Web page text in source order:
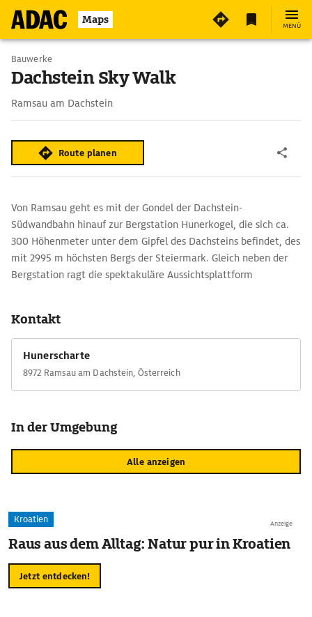
Maps MENÜ
Bauwerke
Dachstein Sky Walk
Ramsau am Dachstein
Route planen
Von Ramsau geht es mit der Gondel der Dachstein-
Südwandbahn hinauf zur Bergstation Hunerkogel, die sich ca.
300 Höhenmeter unter dem Gipfel des Dachsteins befindet, des
mit 2995 m höchsten Bergs der Steiermark. Gleich neben der
Bergstation ragt die spektakuläre Aussichtsplattform
Österreichs erwarten den Mutigen.
Kontakt
Hunerscharte
8972 Ramsau am Dachstein, Österreich
In der Umgebung
Alle anzeigen
Anzeige
Kroatien
Raus aus dem Alltag: Natur pur in Kroatien
Jetzt entdecken!